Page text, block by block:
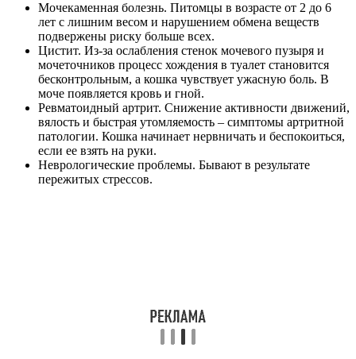
Мочекаменная болезнь. Питомцы в возрасте от 2 до 6
лет с лишним весом и нарушением обмена веществ
подвержены риску больше всех.
Цистит. Из-за ослабления стенок мочевого пузыря и
мочеточников процесс хождения в туалет становится
бесконтрольным, а кошка чувствует ужасную боль. В
моче появляется кровь и гной.
Ревматоидный артрит. Снижение активности движений,
вялость и быстрая утомляемость – симптомы артритной
патологии. Кошка начинает нервничать и беспокоиться,
если ее взять на руки.
Неврологические проблемы. Бывают в результате
пережитых стрессов.